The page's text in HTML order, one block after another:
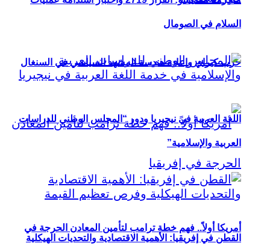
حزب كيراي وإعادة هندسة المشهد السياسي في السنغال
أمريكا أولاً.. فهم خطة ترامب لتأمين المعادن الحرجة في
السلام في الصومال
اللغة العربية في نيجيريا ودور “المجلس الوطني للدراسات
العربية والإسلامية”
القطن في إفريقيا: الأهمية الاقتصادية والتحديات الهيكلية